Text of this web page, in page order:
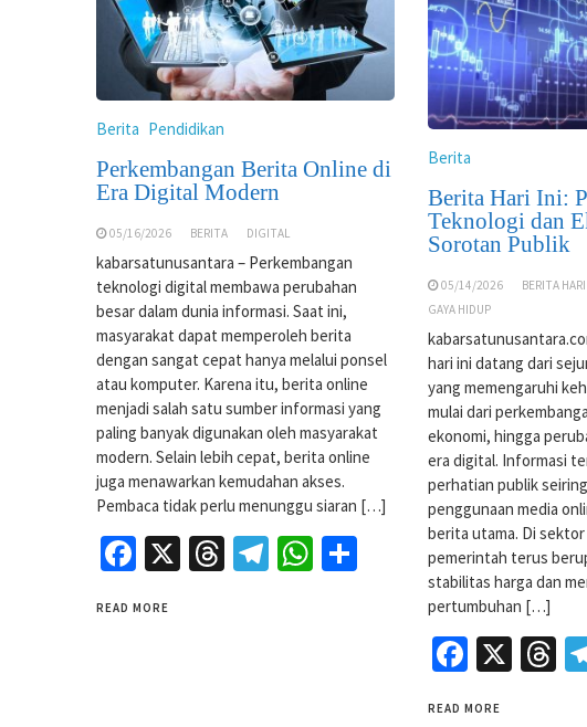
Berita Pendidikan
Perkembangan Berita Online di
Era Digital Modern
05/16/2026 BERITA DIGITAL
kabarsatunusantara – Perkembangan
teknologi digital membawa perubahan
besar dalam dunia informasi. Saat ini,
masyarakat dapat memperoleh berita
dengan sangat cepat hanya melalui ponsel
atau komputer. Karena itu, berita online
menjadi salah satu sumber informasi yang
paling banyak digunakan oleh masyarakat
modern. Selain lebih cepat, berita online
juga menawarkan kemudahan akses.
Pembaca tidak perlu menunggu siaran […]
Facebook
X Threads
Telegram
WhatsApp
Share
READ MORE
Berita
Berita Hari Ini:
Teknologi dan
Sorotan Publik
05/14/2026 BERITA
GAYA HIDUP
hari ini datang dari
yang memengaruhi
mulai dari
ekonomi, hingga
era digital. Informasi
perhatian publik
penggunaan media
berita utama. Di
pemerintah terus
stabilitas harga dan
pertumbuhan […]
X
READ MORE